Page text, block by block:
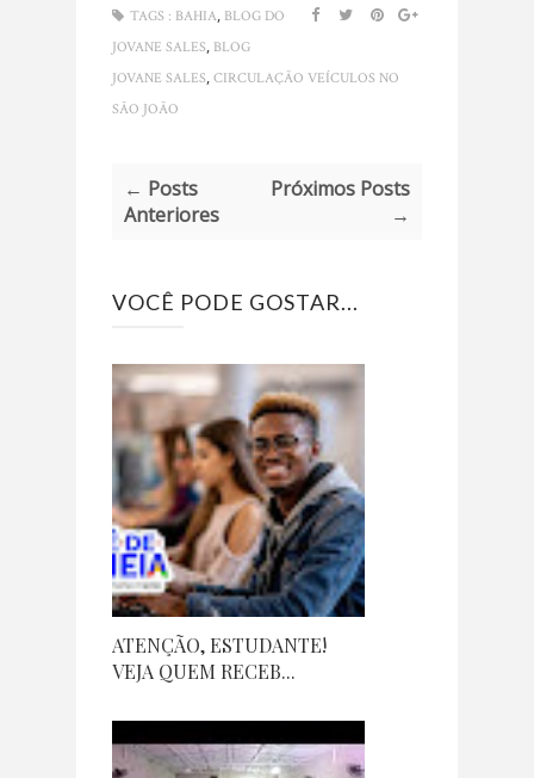
TAGS : BAHIA BLOG DO
JOVANE SALES BLOG
JOVANE SALES CIRCULAÇÃO VEÍCULOS NO
SÃO JOÃO
← Posts
Anteriores
Próximos Posts
→
VOCÊ PODE GOSTAR...
ATENÇÃO, ESTUDANTE!
VEJA QUEM RECEB...